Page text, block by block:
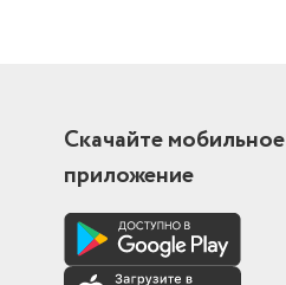
Скачайте мобильное
приложение